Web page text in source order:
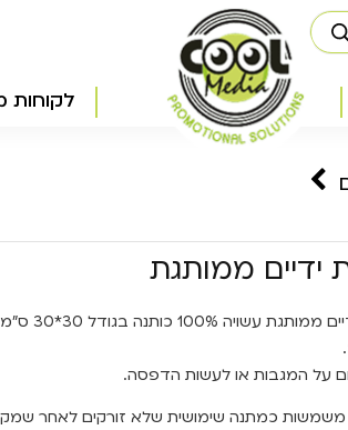
לקוחות
ידיים ממותגת
מגבת ידיים
על המגבות או לעשות הדפסה.
כמתנה שימושית שלא זורקים לאחר